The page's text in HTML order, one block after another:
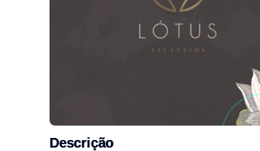
Descrição